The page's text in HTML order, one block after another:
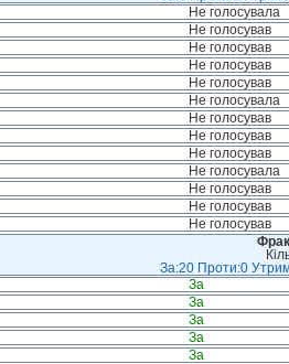
Не голосувала
Не голосував
Не голосував
Не голосував
Не голосував
Не голосувала
Не голосував
Не голосував
Не голосував
Не голосувала
Не голосував
Не голосував
Не голосував
За:20 Проти:0
За
За
За
За
За